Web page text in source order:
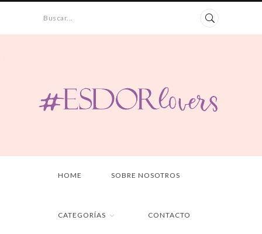
Buscar...
HOME SOBRE NOSOTROS
CATEGORÍAS CONTACTO